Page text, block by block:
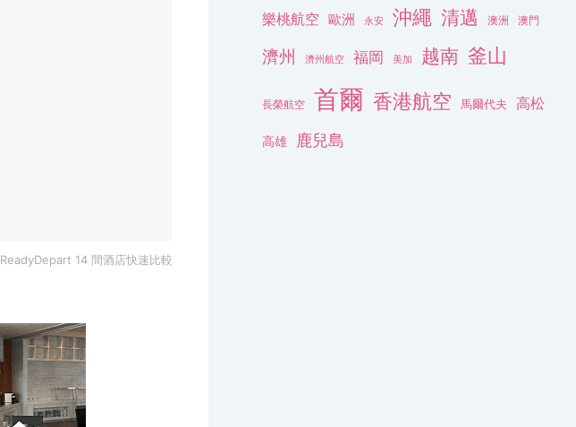
ReadyDepart 14 間酒店快速比較
樂桃航空 歐洲 永安 沖繩 清邁 澳洲 澳門
濟州 濟州航空 福岡 美加 越南 釜山
長榮航空 首爾 香港航空 馬爾代夫 高松
高雄 鹿兒島